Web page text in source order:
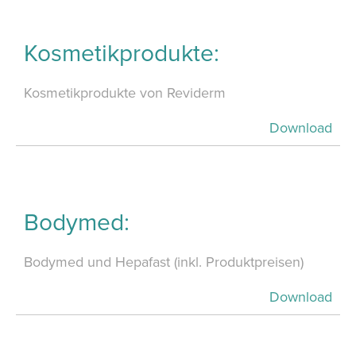
Kosmetikprodukte:
Kosmetikprodukte von Reviderm
Download
Bodymed:
Bodymed und Hepafast (inkl. Produktpreisen)
Download